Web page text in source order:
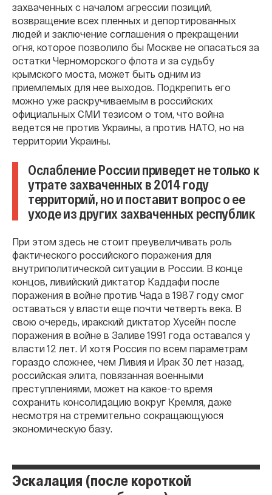
захваченных с началом агрессии позиций,
возвращение всех пленных и депортированных
людей и заключение соглашения о прекращении
огня, которое позволило бы Москве не опасаться за
остатки Черноморского флота и за судьбу
крымского моста, может быть одним из
приемлемых для нее выходов. Подкрепить его
можно уже раскручиваемым в российских
официальных СМИ тезисом о том, что война
ведется не против Украины, а против НАТО, но на
территории Украины.
Ослабление России приведет не только к
утрате захваченных в 2014 году
территорий, но и поставит вопрос о ее
уходе из других захваченных республик
При этом здесь не стоит преувеличивать роль
фактического российского поражения для
внутриполитической ситуации в России. В конце
концов, ливийский диктатор Каддафи после
поражения в войне против Чада в 1987 году смог
оставаться у власти еще почти четверть века. В
свою очередь, иракский диктатор Хусейн после
поражения в войне в Заливе 1991 года оставался у
власти 12 лет. И хотя Россия по всем параметрам
гораздо сложнее, чем Ливия и Ирак 30 лет назад,
российская элита, повязанная военными
преступлениями, может на какое-то время
сохранить консолидацию вокруг Кремля, даже
несмотря на стремительно сокращающуюся
экономическую базу.
Эскалация (после короткой